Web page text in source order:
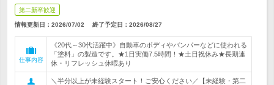
第二新卒歓迎
情報更新日：2026/07/02 終了予定日： 2026/08/27
仕事内容
《20代～30代活躍中》自動車のボディやバンパーなどに使われる
「塗料」の製造です。★1日実働7.5時間！★土日祝休み★長期連
休・リフレッシュ休暇あり
＼半分以上が未経験スタート！ご安心ください／【未経験・第二